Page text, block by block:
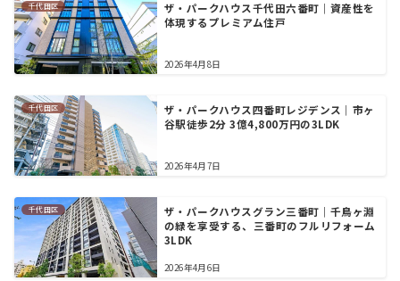
千代田区
ザ・パークハウス千代田六番町｜資産性を
体現するプレミアム住戸
2026年4月8日
千代田区
ザ・パークハウス四番町レジデンス｜市ヶ
谷駅徒歩2分 3億4,800万円の3LDK
2026年4月7日
千代田区
ザ・パークハウスグラン三番町｜千鳥ヶ淵
の緑を享受する、三番町のフルリフォーム
3LDK
2026年4月6日